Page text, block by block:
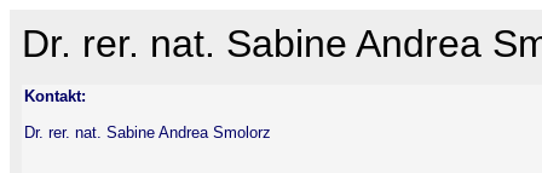
Dr. rer. nat. Sabine Andrea
Kontakt:
Dr. rer. nat. Sabine Andrea Smolorz